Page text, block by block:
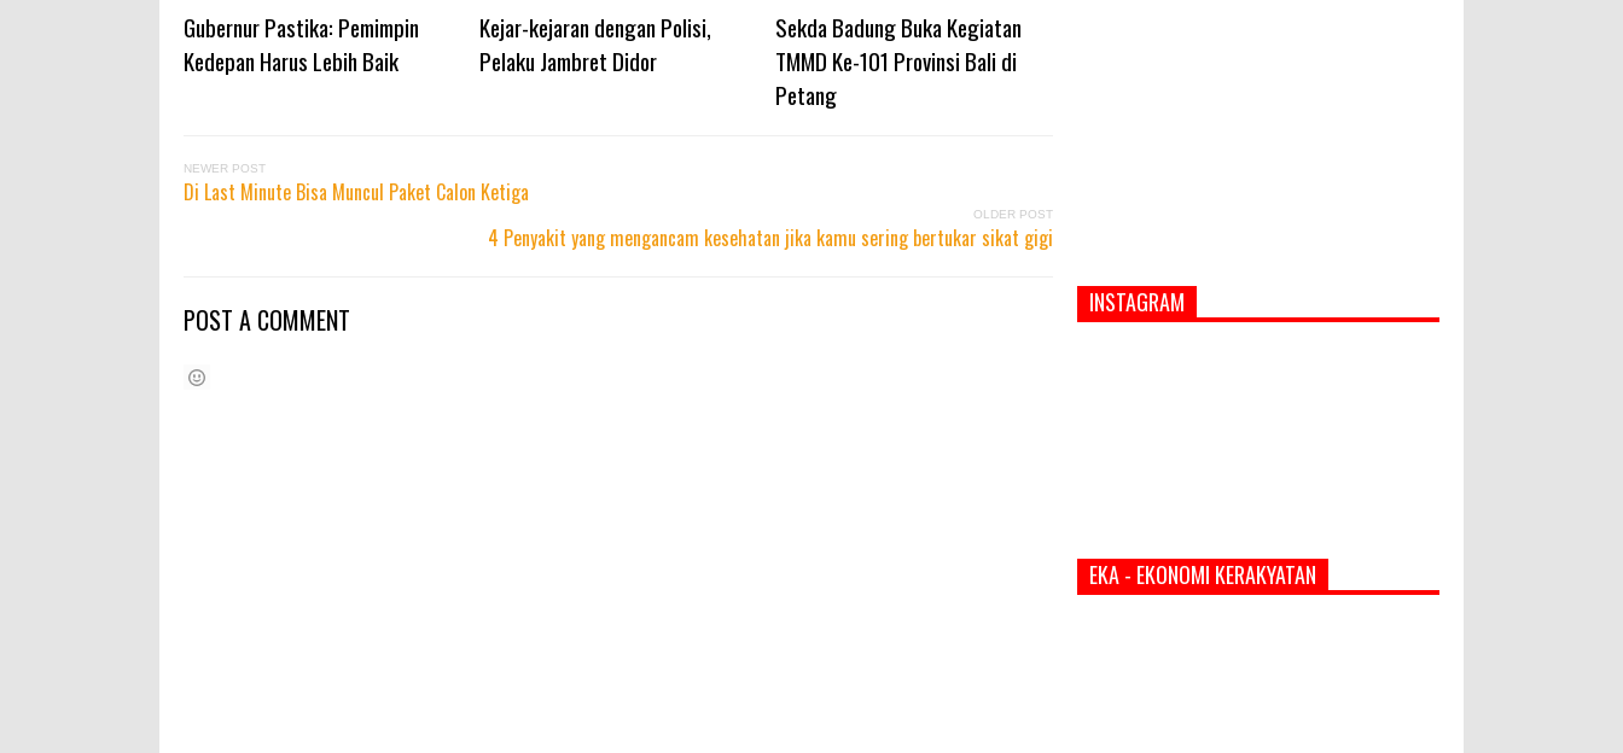
Gubernur Pastika: Pemimpin
Kedepan Harus Lebih Baik
Kejar-kejaran dengan Polisi,
Pelaku Jambret Didor
Sekda Badung Buka Kegiatan
TMMD Ke-101 Provinsi Bali di
Petang
NEWER POST
Di Last Minute Bisa Muncul Paket Calon Ketiga
OLDER POST
4 Penyakit yang mengancam kesehatan jika kamu sering bertukar sikat gigi
POST A COMMENT INSTAGRAM
EKA - EKONOMI KERAKYATAN